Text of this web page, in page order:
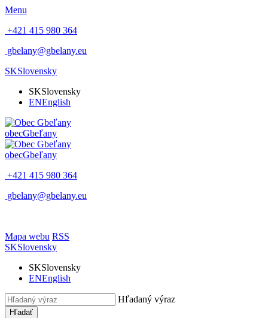
Menu
+421 415 980 364
gbelany@gbelany.eu
SKSlovensky
SKSlovensky
ENEnglish
obecGbeľany
obecGbeľany
+421 415 980 364
gbelany@gbelany.eu
Mapa webu RSS
SKSlovensky
SKSlovensky
ENEnglish
Hľadaný výraz
Hľadať